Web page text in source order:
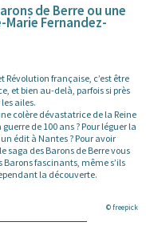
de Berre ou une
Marie Fernandez-
Révolution française, c’est être
et bien au-delà, parfois si près
ailes.
colère dévastatrice de la Reine
de 100 ans ? Pour léguer la
édit à Nantes ? Pour avoir
saga des Barons de Berre vous
fascinants, même s’ils
la découverte.
© freepick